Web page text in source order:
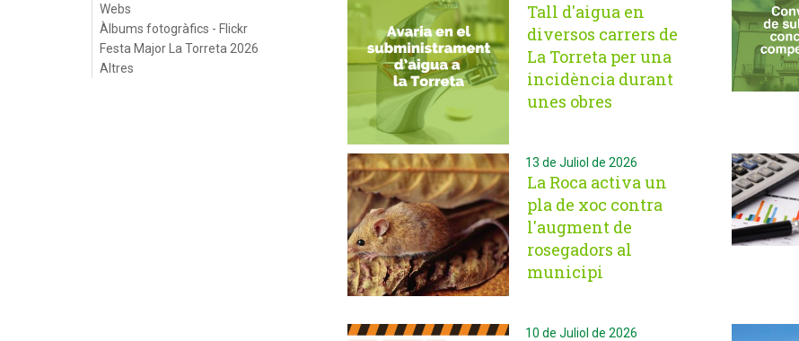
Webs
Àlbums fotogràfics - Flickr
Festa Major La Torreta 2026
Altres
Tall d'aigua en
diversos carrers de
La Torreta per una
incidència durant
unes obres
13 de Juliol de 2026
La Roca activa un
pla de xoc contra
l'augment de
rosegadors al
municipi
10 de Juliol de 2026